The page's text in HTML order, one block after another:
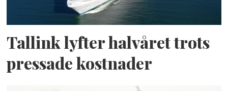
Tallink lyfter halvåret trots
pressade kostnader